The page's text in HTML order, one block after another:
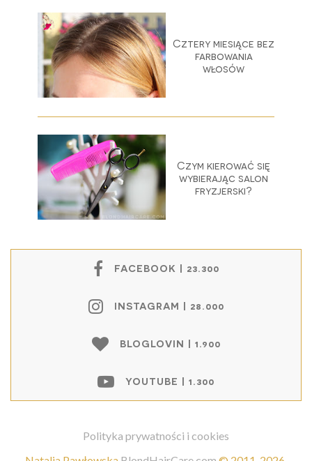
Cztery miesiące bez
farbowania
włosów
Czym kierować się
wybierając salon
fryzjerski?
FACEBOOK | 23.300
INSTAGRAM | 28.000
BLOGLOVIN | 1.900
YOUTUBE | 1.300
Polityka prywatności i cookies